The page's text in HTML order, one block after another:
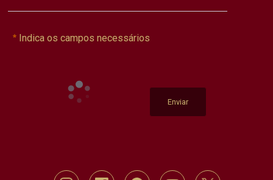
Indica os campos necessários
Enviar